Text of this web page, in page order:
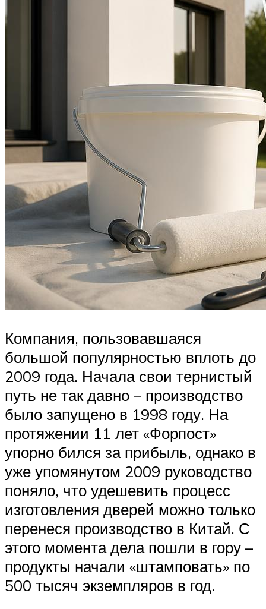
Компания, пользовавшаяся
большой популярностью вплоть до
2009 года. Начала свои тернистый
путь не так давно – производство
было запущено в 1998 году. На
протяжении 11 лет «Форпост»
упорно бился за прибыль, однако в
уже упомянутом 2009 руководство
поняло, что удешевить процесс
изготовления дверей можно только
перенеся производство в Китай. С
этого момента дела пошли в гору –
продукты начали «штамповать» по
500 тысяч экземпляров в год.